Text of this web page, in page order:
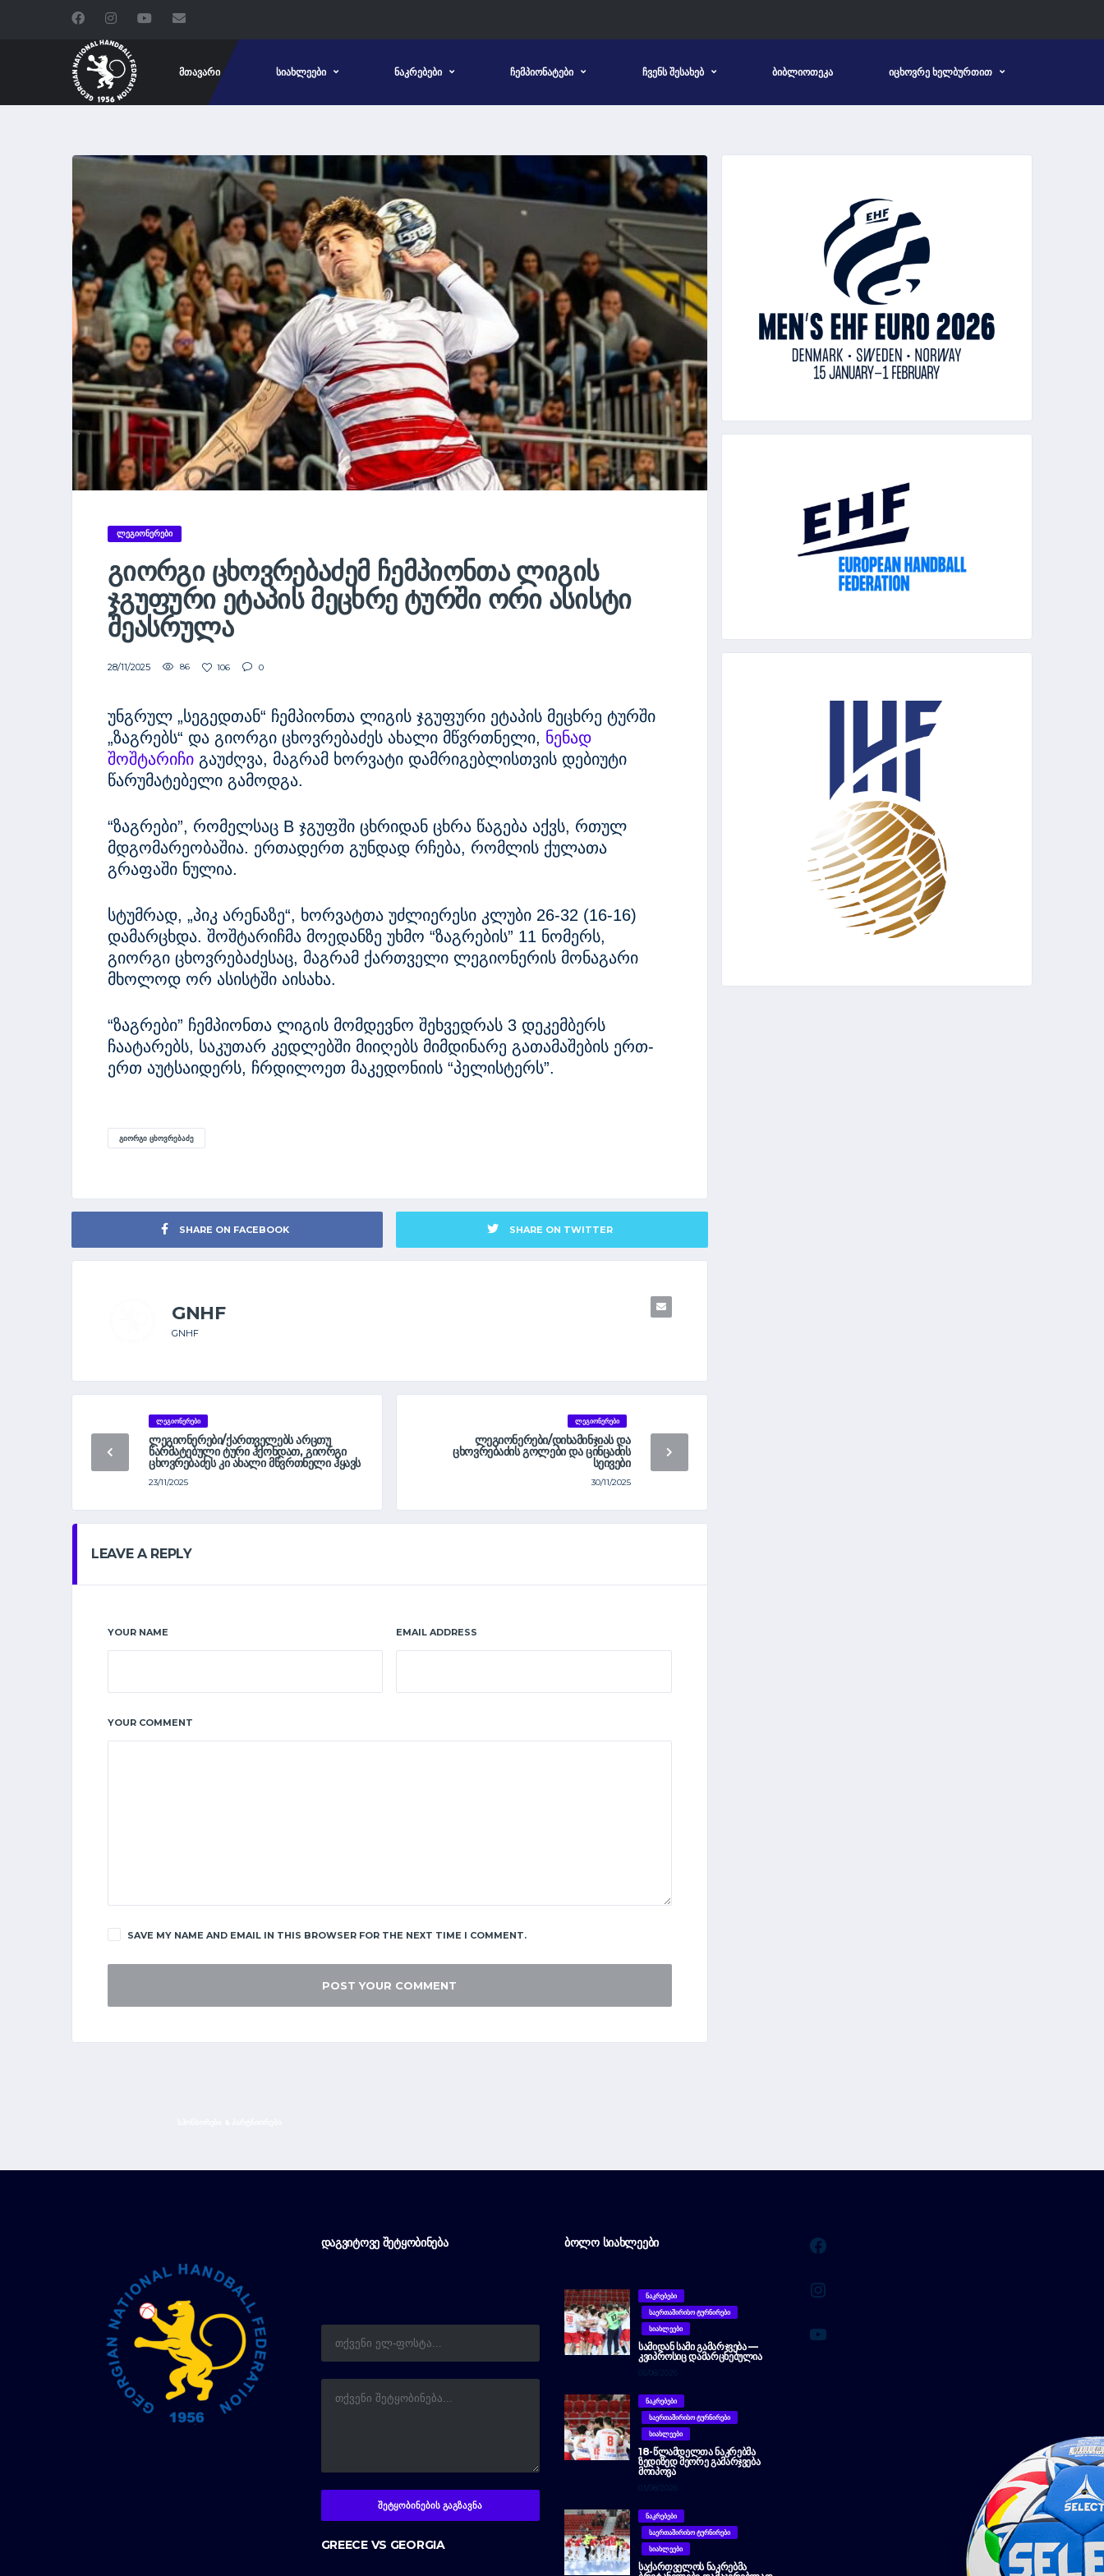
ᲛᲗᲐᲕᲐᲠᲘ ᲡᲘᲐᲮᲚᲔᲔᲑᲘ ᲜᲐᲙᲠᲔᲑᲔᲑᲘ ᲩᲔᲛᲞᲘᲝᲜᲐᲢᲔᲑᲘ ᲩᲕᲔᲜᲡ ᲨᲔᲡᲐᲮᲔᲑ ᲑᲘᲑᲚᲘᲝᲗᲔᲙᲐ ᲘᲪᲮᲝᲕᲠᲔ ᲮᲔᲚᲑᲣᲠᲗᲘᲗ
ᲚᲔᲒᲘᲝᲜᲔᲠᲔᲑᲘ
ᲒᲘᲝᲠᲒᲘ ᲪᲮᲝᲕᲠᲔᲑᲐᲫᲔᲛ ᲩᲔᲛᲞᲘᲝᲜᲗᲐ ᲚᲘᲒᲘᲡ
ᲯᲒᲣᲤᲣᲠᲘ ᲔᲢᲐᲞᲘᲡ ᲛᲔᲪᲮᲠᲔ ᲢᲣᲠᲨᲘ ᲝᲠᲘ ᲐᲡᲘᲡᲢᲘ
ᲨᲔᲐᲡᲠᲣᲚᲐ
28/11/2025 86 106 0
უნგრულ „სეგედთან“ ჩემპიონთა ლიგის ჯგუფური ეტაპის მეცხრე ტურში
„ზაგრებს“ და გიორგი ცხოვრებაძეს ახალი მწვრთნელი, ნენად
შოშტარიჩი გაუძღვა, მაგრამ ხორვატი დამრიგებლისთვის დებიუტი
წარუმატებელი გამოდგა.
“ზაგრები”, რომელსაც B ჯგუფში ცხრიდან ცხრა წაგება აქვს, რთულ
მდგომარეობაშია. ერთადერთ გუნდად რჩება, რომლის ქულათა
გრაფაში ნულია.
სტუმრად, „პიკ არენაზე“, ხორვატთა უძლიერესი კლუბი 26-32 (16-16)
დამარცხდა. შოშტარიჩმა მოედანზე უხმო “ზაგრების” 11 ნომერს,
გიორგი ცხოვრებაძესაც, მაგრამ ქართველი ლეგიონერის მონაგარი
მხოლოდ ორ ასისტში აისახა.
“ზაგრები” ჩემპიონთა ლიგის მომდევნო შეხვედრას 3 დეკემბერს
ჩაატარებს, საკუთარ კედლებში მიიღებს მიმდინარე გათამაშების ერთ-
ერთ აუტსაიდერს, ჩრდილოეთ მაკედონიის “პელისტერს”.
ᲒᲘᲝᲠᲒᲘ ᲪᲮᲝᲕᲠᲔᲑᲐᲫᲔ
SHARE ON FACEBOOK SHARE ON TWITTER
GNHF
GNHF
ᲚᲔᲒᲘᲝᲜᲔᲠᲔᲑᲘ
ᲚᲔᲒᲘᲝᲜᲔᲠᲔᲑᲘ/ᲥᲐᲠᲗᲕᲔᲚᲔᲑᲡ ᲐᲠᲪᲗᲣ
ᲬᲐᲠᲛᲐᲢᲔᲑᲣᲚᲘ ᲢᲣᲠᲘ ᲰᲥᲝᲜᲓᲐᲗ, ᲒᲘᲝᲠᲒᲘ
ᲪᲮᲝᲕᲠᲔᲑᲐᲫᲔᲡ ᲙᲘ ᲐᲮᲐᲚᲘ ᲛᲬᲕᲠᲗᲜᲔᲚᲘ ᲰᲧᲐᲕᲡ
23/11/2025
ᲚᲔᲒᲘᲝᲜᲔᲠᲔᲑᲘ
ᲚᲔᲒᲘᲝᲜᲔᲠᲔᲑᲘ/ᲓᲘᲮᲐᲛᲘᲜᲯᲘᲐᲡ ᲓᲐ
ᲪᲮᲝᲕᲠᲔᲑᲐᲫᲘᲡ ᲒᲝᲚᲔᲑᲘ ᲓᲐ ᲪᲘᲜᲪᲐᲫᲘᲡ
ᲡᲔᲘᲕᲔᲑᲘ
30/11/2025
LEAVE A REPLY
YOUR NAME EMAIL ADDRESS
YOUR COMMENT
SAVE MY NAME AND EMAIL IN THIS BROWSER FOR THE NEXT TIME I COMMENT.
ᲓᲐᲒᲕᲘᲢᲝᲕᲔ ᲨᲔᲢᲧᲝᲑᲘᲜᲔᲑᲐ
GREECE VS GEORGIA
ᲑᲝᲚᲝ ᲡᲘᲐᲮᲚᲔᲔᲑᲘ
ᲜᲐᲙᲠᲔᲑᲔᲑᲘ
ᲡᲐᲔᲠᲗᲐᲨᲘᲠᲘᲡᲝ ᲢᲣᲠᲜᲘᲠᲔᲑᲘ
ᲡᲘᲐᲮᲚᲔᲔᲑᲘ
ᲡᲐᲛᲘᲓᲐᲜ ᲡᲐᲛᲘ ᲒᲐᲛᲐᲠᲯᲕᲔᲑᲐ —
ᲙᲕᲘᲞᲠᲝᲡᲘᲪ ᲓᲐᲛᲐᲠᲪᲮᲔᲑᲣᲚᲘᲐ
05/08/2026
ᲜᲐᲙᲠᲔᲑᲔᲑᲘ
ᲡᲐᲔᲠᲗᲐᲨᲘᲠᲘᲡᲝ ᲢᲣᲠᲜᲘᲠᲔᲑᲘ
ᲡᲘᲐᲮᲚᲔᲔᲑᲘ
18-ᲬᲚᲐᲛᲓᲔᲚᲗᲐ ᲜᲐᲙᲠᲔᲑᲛᲐ
ᲖᲔᲓᲘᲖᲔᲓ ᲛᲔᲝᲠᲔ ᲒᲐᲛᲐᲠᲯᲕᲔᲑᲐ
ᲛᲝᲘᲞᲝᲕᲐ
03/08/2026
ᲜᲐᲙᲠᲔᲑᲔᲑᲘ
ᲡᲐᲔᲠᲗᲐᲨᲘᲠᲘᲡᲝ ᲢᲣᲠᲜᲘᲠᲔᲑᲘ
ᲡᲘᲐᲮᲚᲔᲔᲑᲘ
ᲡᲐᲥᲐᲠᲗᲕᲔᲚᲝᲡ ᲜᲐᲙᲠᲔᲑᲛᲐ
Facebook
Instagram
YouTube